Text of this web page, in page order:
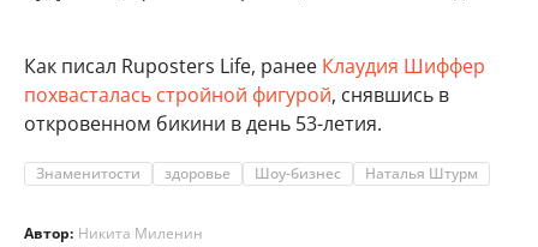
Как писал Ruposters Life, ранее Клаудия Шиффер
похвасталась стройной фигурой, снявшись в
откровенном бикини в день 53-летия.
Знаменитости здоровье Шоу-бизнес Наталья Штурм
Автор: Никита Миленин